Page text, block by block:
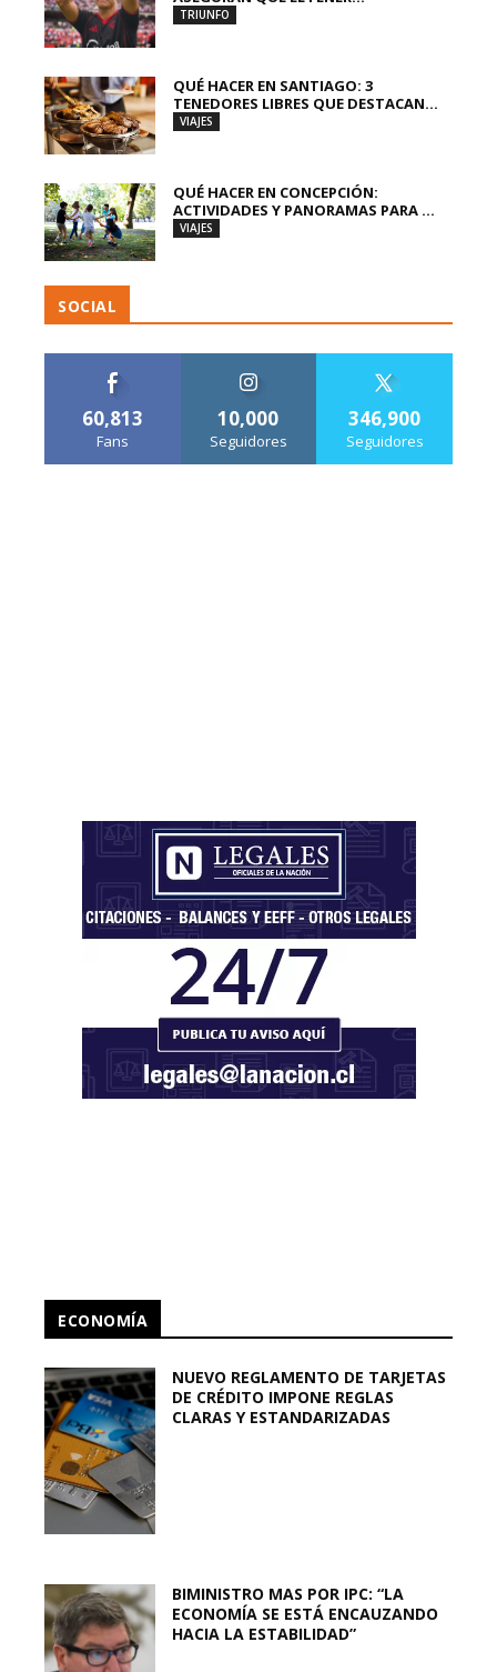
TRIUNFO
QUÉ HACER EN SANTIAGO: 3
TENEDORES LIBRES QUE DESTACAN...
VIAJES
QUÉ HACER EN CONCEPCIÓN:
ACTIVIDADES Y PANORAMAS PARA ...
VIAJES
SOCIAL
60,813
Fans
10,000
Seguidores
346,900
Seguidores
ECONOMÍA
NUEVO REGLAMENTO DE TARJETAS
DE CRÉDITO IMPONE REGLAS
CLARAS Y ESTANDARIZADAS
BIMINISTRO MAS POR IPC: “LA
ECONOMÍA SE ESTÁ ENCAUZANDO
HACIA LA ESTABILIDAD”